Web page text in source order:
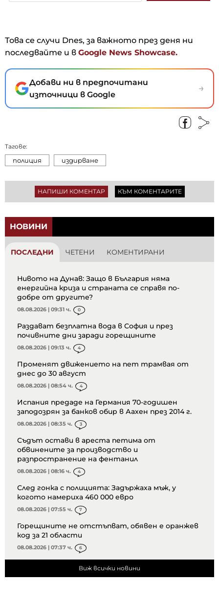
Това се случи Dnes, за важното през деня ни
последвайте и в Google News Showcase.
Добави ни в предпочитани
източници в Google
→
Тагове:
полиция издирване
НАПИШИ КОМЕНТАР КЪМ КОМЕНТАРИТЕ
НОВИНИ
ПОСЛЕДНИ ЧЕТЕНИ КОМЕНТИРАНИ
Нивото на Дунав: Защо в България няма
енергийна криза и страната се справя по-
добре от другите?
08.08.2026 | 09:31 ч. 0
Раздават безплатна вода в София и през
почивните дни заради горещините
08.08.2026 | 09:13 ч. 4
Променят движението на пет трамвая от
днес до 30 август
08.08.2026 | 08:54 ч. 4
Испания предаде на Германия 70-годишен
заподозрян за банков обир в Аахен през 2014 г.
08.08.2026 | 08:35 ч. 3
Съдът остави в ареста петима от
обвинените за производство и
разпространение на фентанил
08.08.2026 | 08:16 ч. 4
След гонка с полицията: Задържаха мъж, у
когото намериха 460 000 евро
08.08.2026 | 07:55 ч. 7
Горещините не отстъпват, обявен е оранжев
код за 21 области
08.08.2026 | 07:37 ч. 6
Виж всички новини